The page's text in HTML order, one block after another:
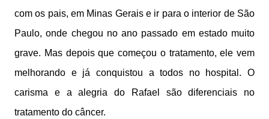
com os pais, em Minas Gerais e ir para o interior de São
Paulo, onde chegou no ano passado em estado muito
grave. Mas depois que começou o tratamento, ele vem
melhorando e já conquistou a todos no hospital. O
carisma e a alegria do Rafael são diferenciais no
tratamento do câncer.